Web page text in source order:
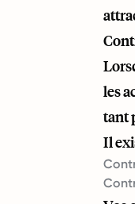
les
tant
Il